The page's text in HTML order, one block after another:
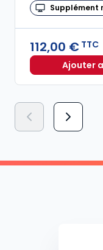
Supplément
112,00 € TTC
Ajouter